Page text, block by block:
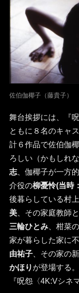
佐伯伽椰子（藤貴子）
舞台挨拶には、『
ともに８名のキャ
計６作品で佐伯伽
ろしい（かもしれ
志、伽椰子が一方
介役の柳憂怜(当時
後暮らしている村
美、その家庭教師
三輪ひとみ、柑菜
家が暮らした家に
由祐子、その家の
かほり が登場する
『呪怨〈4K:Vシネ